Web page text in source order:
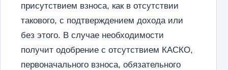
присутствием взноса, как в отсутствии
такового, с подтверждением дохода или
без этого. В случае необходимости
получит одобрение с отсутствием КАСКО,
первоначального взноса, обязательного